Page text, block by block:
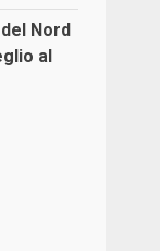
Nord
al